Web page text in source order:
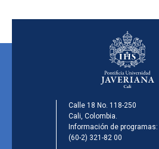
Calle 18 No. 118-250
Cali, Colombia.
Información de programas:
(60-2) 321-82 00